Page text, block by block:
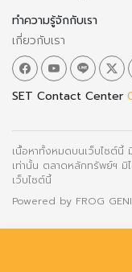
ทำความรู้จักกับเรา
เกี่ยวกับเรา
SET Contact Center
เนื้อหาทั้งหมดบนเว็บไซต์นี้
เท่านั้น ตลาดหลักทรัพย์ฯ มิ
เว็บไซต์นี้
Powered by FROG